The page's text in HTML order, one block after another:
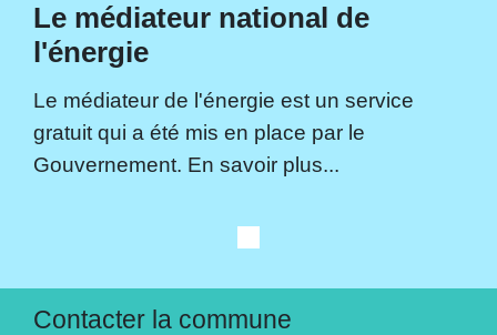
Le médiateur national de
l'énergie
Le médiateur de l'énergie est un service
gratuit qui a été mis en place par le
Gouvernement. En savoir plus...
Contacter la commune